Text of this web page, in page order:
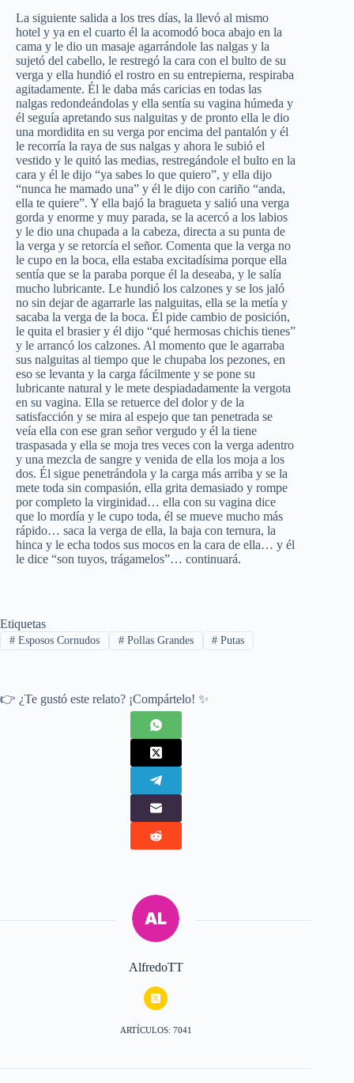
La siguiente salida a los tres días, la llevó al mismo
hotel y ya en el cuarto él la acomodó boca abajo en la
cama y le dio un masaje agarrándole las nalgas y la
sujetó del cabello, le restregó la cara con el bulto de su
verga y ella hundió el rostro en su entrepierna, respiraba
agitadamente. Él le daba más caricias en todas las
nalgas redondeándolas y ella sentía su vagina húmeda y
él seguía apretando sus nalguitas y de pronto ella le dio
una mordidita en su verga por encima del pantalón y él
le recorría la raya de sus nalgas y ahora le subió el
vestido y le quitó las medias, restregándole el bulto en la
cara y él le dijo “ya sabes lo que quiero”, y ella dijo
“nunca he mamado una” y él le dijo con cariño “anda,
ella te quiere”. Y ella bajó la bragueta y salió una verga
gorda y enorme y muy parada, se la acercó a los labios
y le dio una chupada a la cabeza, directa a su punta de
la verga y se retorcía el señor. Comenta que la verga no
le cupo en la boca, ella estaba excitadísima porque ella
sentía que se la paraba porque él la deseaba, y le salía
mucho lubricante. Le hundió los calzones y se los jaló
no sin dejar de agarrarle las nalguitas, ella se la metía y
sacaba la verga de la boca. Él pide cambio de posición,
le quita el brasier y él dijo “qué hermosas chichis tienes”
y le arrancó los calzones. Al momento que le agarraba
sus nalguitas al tiempo que le chupaba los pezones, en
eso se levanta y la carga fácilmente y se pone su
lubricante natural y le mete despiadadamente la vergota
en su vagina. Ella se retuerce del dolor y de la
satisfacción y se mira al espejo que tan penetrada se
veía ella con ese gran señor vergudo y él la tiene
traspasada y ella se moja tres veces con la verga adentro
y una mezcla de sangre y venida de ella los moja a los
dos. Él sigue penetrándola y la carga más arriba y se la
mete toda sin compasión, ella grita demasiado y rompe
por completo la virginidad… ella con su vagina dice
que lo mordía y le cupo toda, él se mueve mucho más
rápido… saca la verga de ella, la baja con ternura, la
hinca y le echa todos sus mocos en la cara de ella… y él
le dice “son tuyos, trágamelos”… continuará.
Etiquetas
#Esposos Cornudos #Pollas Grandes # Putas
👉 ¿Te gustó este relato? ¡Compártelo! ✨
AlfredoTT
ARTÍCULOS: 7041